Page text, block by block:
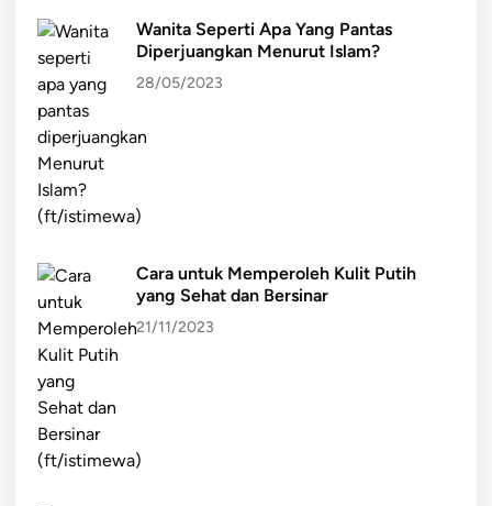
d
a
n
n
y
a
d
a
n
Wanita Seperti Apa Yang Pantas
Diperjuangkan Menurut Islam?
28/05/2023
Cara untuk Memperoleh Kulit Putih
yang Sehat dan Bersinar
21/11/2023